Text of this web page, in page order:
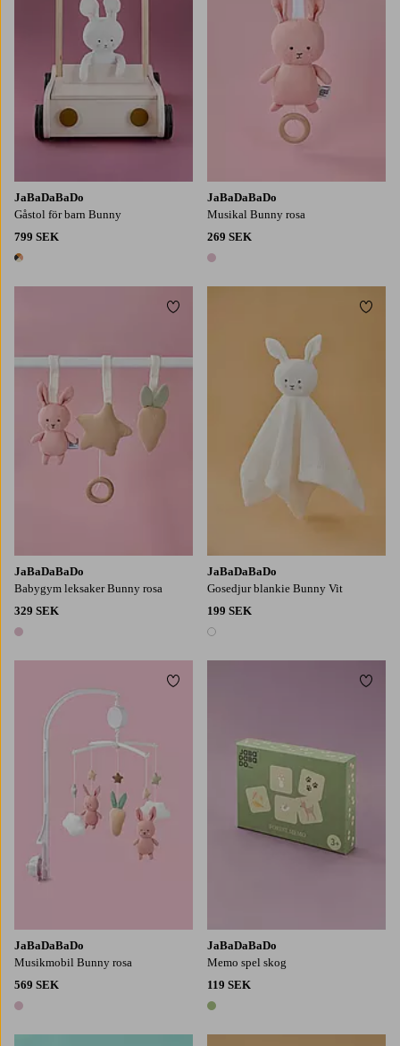
JaBaDaBaDo
Gåstol för barn Bunny
799 SEK
1 färg
JaBaDaBaDo
Musikal Bunny rosa
269 SEK
1 färg
JaBaDaBaDo
Babygym leksaker Bunny rosa
329 SEK
1 färg
Lägg till i favoriter
JaBaDaBaDo
Gosedjur blankie Bunny Vit
199 SEK
1 färg
JaBaDaBaDo
Musikmobil Bunny rosa
569 SEK
1 färg
Lägg till i favoriter
JaBaDaBaDo
Memo spel skog
119 SEK
1 färg